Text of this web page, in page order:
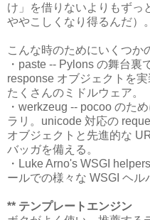
け」を借りないよりもずっ
ややこしくなり得るんだ）。
こんな時のためにいくつか
・paste -- Pylons の舞台裏
response オブジェクトを実
たくさんのミドルウェア。
・werkzeug -- pocoo のた
ラリ。unicode 対応の
オブジェクトと先進的な
バッガを備える。
・Luke Arno's WSGI
ールでの様々な WSGI ヘル
** テンプレートエンジン